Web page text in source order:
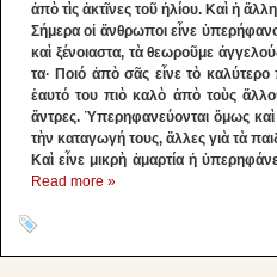
ἀπὸ τὶς ἀκτῖνες τοῦ ἡλίου. Καὶ ἡ
Σήμερα οἱ ἄνθρωποι εἶνε
καὶ ξένοιαστα, τὰ θεωροῦμε
τα· Ποιό ἀπὸ σᾶς εἶνε τὸ
ἑαυτό του πιὸ καλὸ ἀπὸ τοὺς
ἄντρες. Ὑπερηφανεύονται ὅμως καὶ
τὴν καταγωγή τους, ἄλλες γιὰ τὰ
Καὶ εἶνε μικρὴ ἁμαρτία ἡ
Read more »